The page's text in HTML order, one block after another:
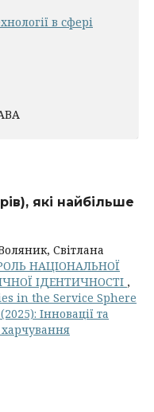
в сфері
які найбільше
Світлана
НАЦІОНАЛЬНОЇ
ІДЕНТИЧНОСТІ ,
in the Service Sphere
Інновації та
харчування